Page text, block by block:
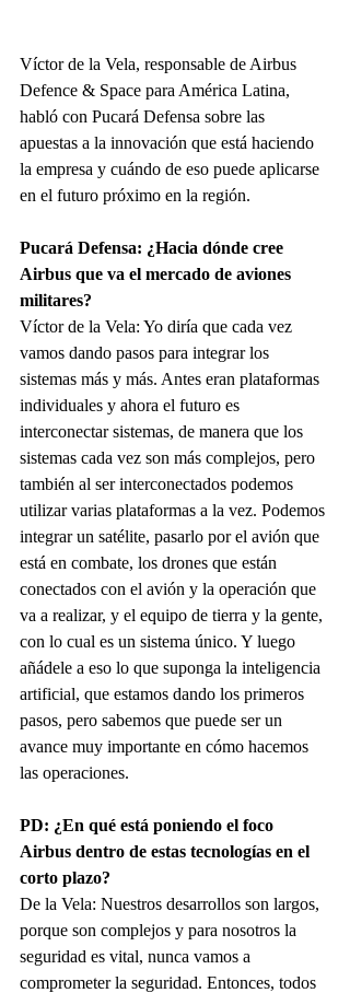
Víctor de la Vela, responsable de Airbus
Defence & Space para América Latina,
habló con Pucará Defensa sobre las
apuestas a la innovación que está haciendo
la empresa y cuándo de eso puede aplicarse
en el futuro próximo en la región.
Pucará Defensa: ¿Hacia dónde cree
Airbus que va el mercado de aviones
militares?
Víctor de la Vela: Yo diría que cada vez
vamos dando pasos para integrar los
sistemas más y más. Antes eran plataformas
individuales y ahora el futuro es
interconectar sistemas, de manera que los
sistemas cada vez son más complejos, pero
también al ser interconectados podemos
utilizar varias plataformas a la vez. Podemos
integrar un satélite, pasarlo por el avión que
está en combate, los drones que están
conectados con el avión y la operación que
va a realizar, y el equipo de tierra y la gente,
con lo cual es un sistema único. Y luego
añádele a eso lo que suponga la inteligencia
artificial, que estamos dando los primeros
pasos, pero sabemos que puede ser un
avance muy importante en cómo hacemos
las operaciones.
PD: ¿En qué está poniendo el foco
Airbus dentro de estas tecnologías en el
corto plazo?
De la Vela: Nuestros desarrollos son largos,
porque son complejos y para nosotros la
seguridad es vital, nunca vamos a
comprometer la seguridad. Entonces, todos